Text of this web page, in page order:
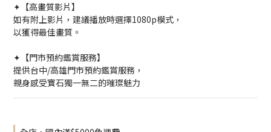
✦【高畫質影片】
如有附上影片，建議播放時選擇1080p模式，
以獲得最佳畫質。
✦【門市預約鑑賞服務】
提供台中/高雄門市預約鑑賞服務，
親身感受寶石獨一無二的璀璨魅力